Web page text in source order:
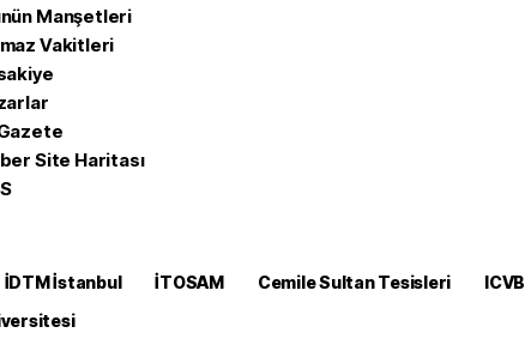
Manşetleri
Vakitleri
Site Haritası
İDTM İstanbul İTOSAM Cemile Sultan Tesisleri
ICVB